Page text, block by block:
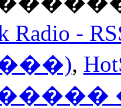
Radio
,